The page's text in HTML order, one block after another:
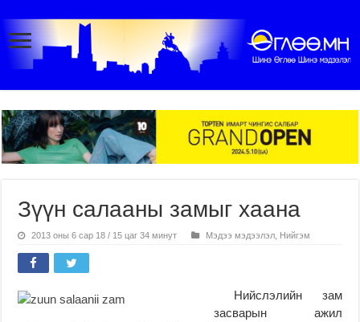
Зүүн салааны замыг хаана
2013 оны 6 сар 18 / 15 цаг 34 минут Мэдээ мэдээлэл Нийгэм
Нийслэлийн зам
засварын ажил